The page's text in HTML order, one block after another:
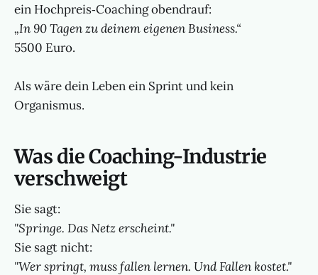
ein Hochpreis‑Coaching obendrauf:
„In 90 Tagen zu deinem eigenen Business.“
5500 Euro.
Als wäre dein Leben ein Sprint und kein
Organismus.
Was die Coaching-Industrie
verschweigt
Sie sagt:
"Springe. Das Netz erscheint."
Sie sagt nicht:
"Wer springt, muss fallen lernen. Und Fallen kostet."